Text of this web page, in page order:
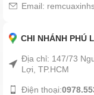
Email:
CHI NHÁNH PHÚ
Địa chỉ: 147/73
Lợi, TP.HCM
Điện thoại: